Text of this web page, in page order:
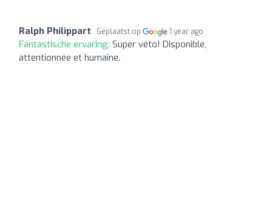
Ralph Philippart Geplaatst op 1 year ago
Fantastische ervaring: Super véto! Disponible,
attentionnée et humaine.